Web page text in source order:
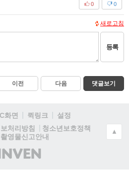
0
0
새로고침
등록
이전 다음 댓글보기
화면 퀵링크
설정
처리방침
청소년보호정책
영물신고안내
(주)
인
▲